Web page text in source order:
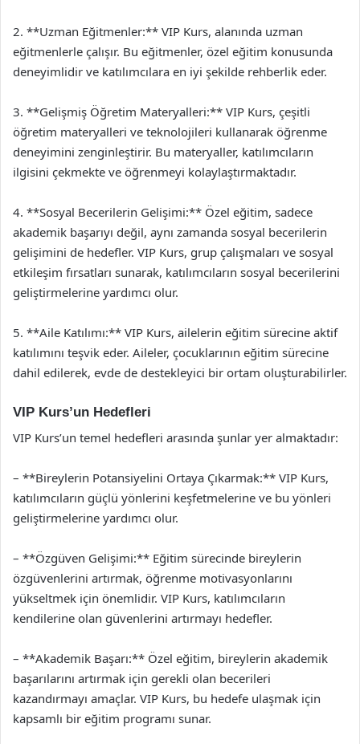
2. **Uzman Eğitmenler:** VIP Kurs, alanında uzman
eğitmenlerle çalışır. Bu eğitmenler, özel eğitim konusunda
deneyimlidir ve katılımcılara en iyi şekilde rehberlik eder.
3. **Gelişmiş Öğretim Materyalleri:** VIP Kurs, çeşitli
öğretim materyalleri ve teknolojileri kullanarak öğrenme
deneyimini zenginleştirir. Bu materyaller, katılımcıların
ilgisini çekmekte ve öğrenmeyi kolaylaştırmaktadır.
4. **Sosyal Becerilerin Gelişimi:** Özel eğitim, sadece
akademik başarıyı değil, aynı zamanda sosyal becerilerin
gelişimini de hedefler. VIP Kurs, grup çalışmaları ve sosyal
etkileşim fırsatları sunarak, katılımcıların sosyal becerilerini
geliştirmelerine yardımcı olur.
5. **Aile Katılımı:** VIP Kurs, ailelerin eğitim sürecine aktif
katılımını teşvik eder. Aileler, çocuklarının eğitim sürecine
dahil edilerek, evde de destekleyici bir ortam oluşturabilirler.
VIP Kurs’un Hedefleri
VIP Kurs’un temel hedefleri arasında şunlar yer almaktadır:
– **Bireylerin Potansiyelini Ortaya Çıkarmak:** VIP Kurs,
katılımcıların güçlü yönlerini keşfetmelerine ve bu yönleri
geliştirmelerine yardımcı olur.
– **Özgüven Gelişimi:** Eğitim sürecinde bireylerin
özgüvenlerini artırmak, öğrenme motivasyonlarını
yükseltmek için önemlidir. VIP Kurs, katılımcıların
kendilerine olan güvenlerini artırmayı hedefler.
– **Akademik Başarı:** Özel eğitim, bireylerin akademik
başarılarını artırmak için gerekli olan becerileri
kazandırmayı amaçlar. VIP Kurs, bu hedefe ulaşmak için
kapsamlı bir eğitim programı sunar.